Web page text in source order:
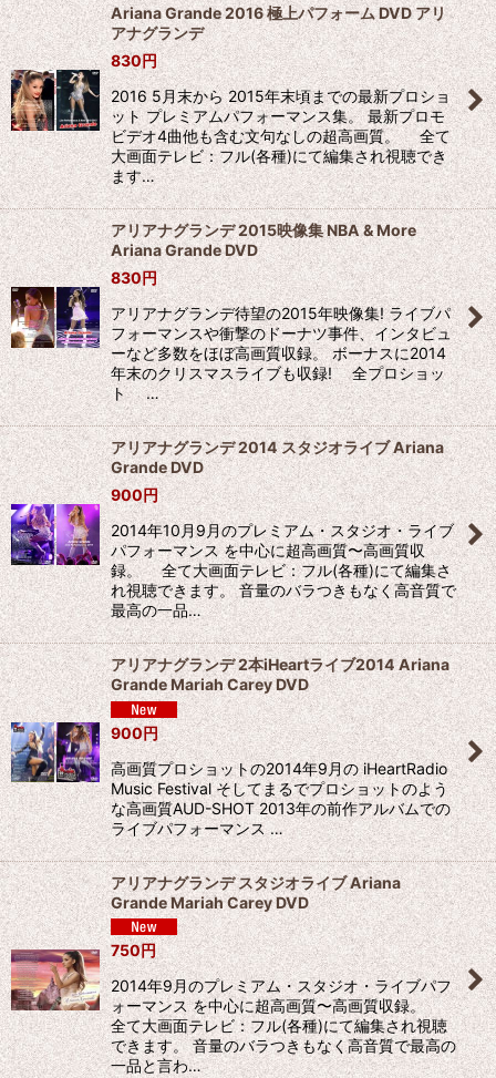
Ariana Grande 2016 極上パフォーム DVD アリ
アナグランデ
830円
2016 5月末から 2015年末頃までの最新プロショ
ット プレミアムパフォーマンス集。 最新プロモ
ビデオ4曲他も含む文句なしの超高画質。 全て
大画面テレビ：フル(各種)にて編集され視聴でき
ます…
アリアナグランデ 2015映像集 NBA & More
Ariana Grande DVD
830円
アリアナグランデ待望の2015年映像集! ライブパ
フォーマンスや衝撃のドーナツ事件、インタビュ
ーなど多数をほぼ高画質収録。 ボーナスに2014
年末のクリスマスライブも収録! 全プロショッ
ト …
アリアナグランデ 2014 スタジオライブ Ariana
Grande DVD
900円
2014年10月9月のプレミアム・スタジオ・ライブ
パフォーマンス を中心に超高画質〜高画質収
録。 全て大画面テレビ：フル(各種)にて編集さ
れ視聴できます。 音量のバラつきもなく高音質で
最高の一品…
アリアナグランデ 2本iHeartライブ2014 Ariana
Grande Mariah Carey DVD
900円
高画質プロショットの2014年9月の iHeartRadio
Music Festival そしてまるでプロショットのよう
な高画質AUD-SHOT 2013年の前作アルバムでの
ライブパフォーマンス …
アリアナグランデ スタジオライブ Ariana
Grande Mariah Carey DVD
750円
2014年9月のプレミアム・スタジオ・ライブパフ
ォーマンス を中心に超高画質〜高画質収録。
全て大画面テレビ：フル(各種)にて編集され視聴
できます。 音量のバラつきもなく高音質で最高の
一品と言わ…